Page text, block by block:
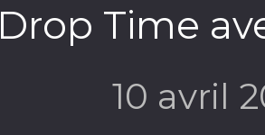
Drop Time
10 avril